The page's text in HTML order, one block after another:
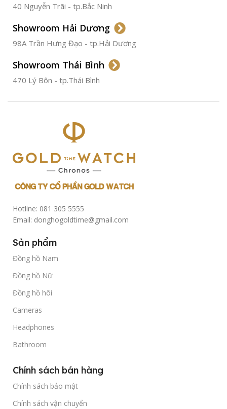
CHỐNG NƯỚC
40 Nguyễn Trãi - tp.Bắc Ninh
Showroom Hải Dương
98A Trần Hưng Đạo - tp.Hải Dương
Showroom Thái Bình
470 Lý Bôn - tp.Thái Bình
Hotline: 081 305 5555
Email: donghogoldtime@gmail.com
Sản phẩm
Đồng hồ Nam
Đồng hồ Nữ
Đồng hồ hôi
Cameras
Headphones
Bathroom
Chính sách bán hàng
Chính sách bảo mật
Chính sách vận chuyển